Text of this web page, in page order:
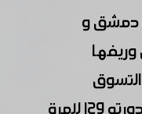
دمشق و